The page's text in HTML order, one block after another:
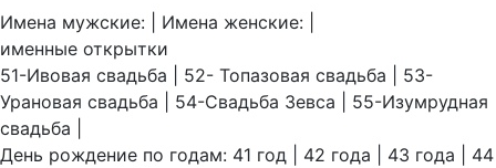
Имена мужские: | Имена женские: |
именные открытки
51-Ивовая свадьба | 52- Топазовая свадьба | 53-
Урановая свадьба | 54-Свадьба Зевса | 55-Изумрудная
свадьба |
День рождение по годам: 41 год | 42 года | 43 года | 44